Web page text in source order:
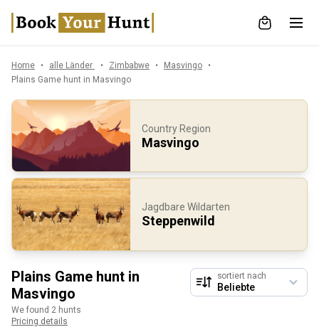
Home alle Länder Zimbabwe
Masvingo
Plains Game hunt in Masvingo
Country Region
Masvingo
Jagdbare Wildarten
Steppenwild
Plains Game hunt in
Masvingo
We found 2 hunts
Pricing details
sortiert nach